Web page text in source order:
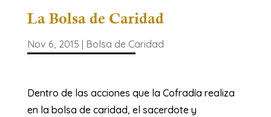
La Bolsa de Caridad
Nov 6, 2015 Bolsa de Caridad
Dentro de las acciones que la Cofradía realiza
en la bolsa de caridad, el sacerdote y